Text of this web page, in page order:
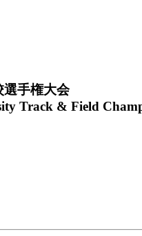
選手権大会
Track & Field